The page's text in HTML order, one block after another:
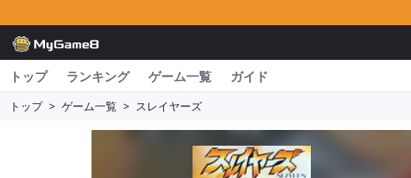
トップ ランキング ゲーム一覧 ガイド
トップ > ゲーム一覧 > スレイヤーズ